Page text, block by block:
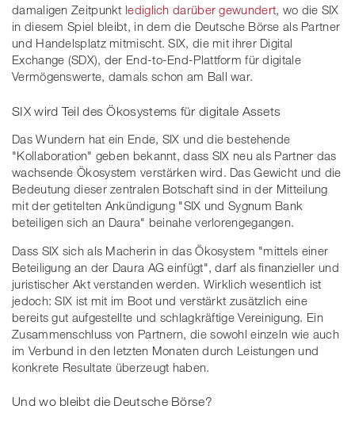
damaligen Zeitpunkt lediglich darüber gewundert, wo die SIX
in diesem Spiel bleibt, in dem die Deutsche Börse als Partner
und Handelsplatz mitmischt. SIX, die mit ihrer Digital
Exchange (SDX), der End-to-End-Plattform für digitale
Vermögenswerte, damals schon am Ball war.
SIX wird Teil des Ökosystems für digitale Assets
Das Wundern hat ein Ende, SIX und die bestehende
"Kollaboration" geben bekannt, dass SIX neu als Partner das
wachsende Ökosystem verstärken wird. Das Gewicht und die
Bedeutung dieser zentralen Botschaft sind in der Mitteilung
mit der getitelten Ankündigung "SIX und Sygnum Bank
beteiligen sich an Daura" beinahe verlorengegangen.
Dass SIX sich als Macherin in das Ökosystem "mittels einer
Beteiligung an der Daura AG einfügt", darf als finanzieller und
juristischer Akt verstanden werden. Wirklich wesentlich ist
jedoch: SIX ist mit im Boot und verstärkt zusätzlich eine
bereits gut aufgestellte und schlagkräftige Vereinigung. Ein
Zusammenschluss von Partnern, die sowohl einzeln wie auch
im Verbund in den letzten Monaten durch Leistungen und
konkrete Resultate überzeugt haben.
Und wo bleibt die Deutsche Börse?